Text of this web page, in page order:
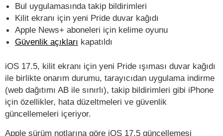
Bul uygulamasında takip bildirimleri
Kilit ekranı için yeni Pride duvar kağıdı
Apple News+ aboneleri için kelime oyunu
Güvenlik açıkları kapatıldı
iOS 17.5, kilit ekranı için yeni Pride ışıması duvar kağıdı
ile birlikte onarım durumu, tarayıcıdan uygulama indirme
(web dağıtımı AB ile sınırlı), takip bildirimleri gibi iPhone
için özellikler, hata düzeltmeleri ve güvenlik
güncellemeleri içeriyor.
Apple sürüm notlarına göre iOS 17.5 güncellemesi